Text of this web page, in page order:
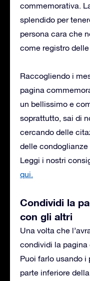
commemorativa.
splendido per
persona cara che
come registro
Raccogliendo i
pagina
un bellissimo e
soprattutto, sai di
cercando delle
delle
Leggi i nostri
qui.
Condividi la
con gli altri
Una volta che
condividi la
Puoi farlo usando
parte inferiore